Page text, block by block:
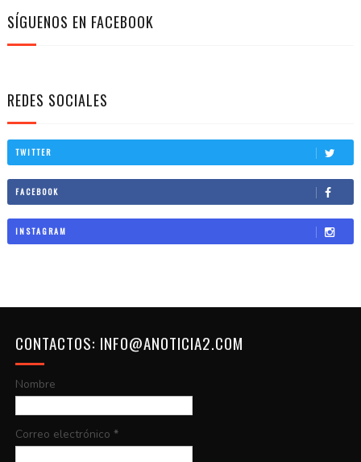
SÍGUENOS EN FACEBOOK
REDES SOCIALES
TWITTER
FACEBOOK
INSTAGRAM
CONTACTOS: INFO@ANOTICIA2.COM
Nombre
Correo electrónico *